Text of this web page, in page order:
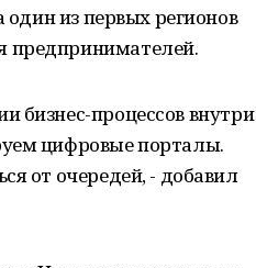
один из первых регионов
предпринимателей.
бизнес-процессов внутри
цифровые порталы.
от очередей, - добавил